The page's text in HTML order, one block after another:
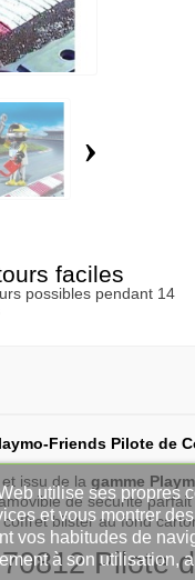
›
faciles
possibles pendant 14
Friends Pilote de
et issu de la gamme
de sécurité
blister au fond
Pilote
utilise ses propres
et vous montrer
vos habitudes de
à son utilisation,